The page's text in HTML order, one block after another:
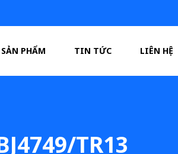
SẢN PHẨM TIN TỨC LIÊN HỆ
TR13